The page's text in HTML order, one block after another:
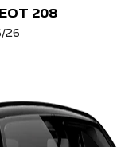
208
26